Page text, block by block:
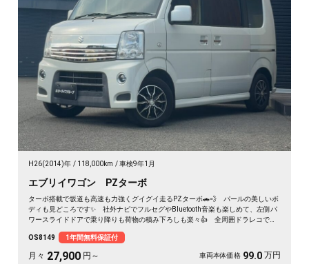
H26(2014)年 118,000km 車検9年1月
エブリイワゴン PZターボ
ターボ搭載で坂道も高速も力強くグイグイ走るPZターボ🚗💨 パールの美しいボ
ディも見どころです✨ 社外ナビでフルセグやBluetooth音楽も楽しめて、左側パ
ワースライドドアで乗り降りも荷物の積み下ろしも楽々👍 全周囲ドラレコで万
27900〜で手が届く一台です🎵 買った後もずっと寄り添う《1年保証付》😊
OS8149 1年間無料保証付
月々 27,900 円～ 車両本体価格 99.0 万円